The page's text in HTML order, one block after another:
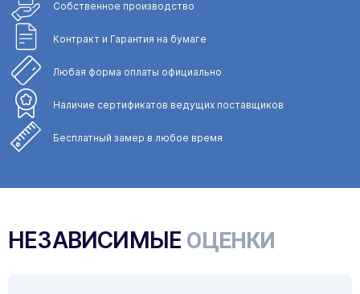
Собственное производство
Контракт и Гарантия на бумаге
Любая форма оплаты официально
Наличие сертификатов ведущих поставщиков
Бесплатный замер в любое время
НЕЗАВИСИМЫЕ ОЦЕНКИ